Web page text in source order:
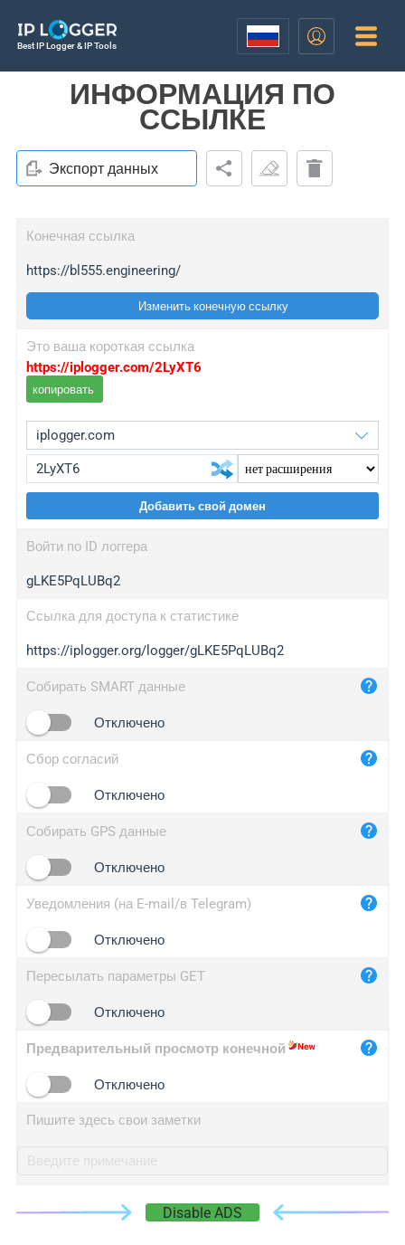
Best IP Logger & IP Tools
ИНФОРМАЦИЯ ПО
ССЫЛКЕ
Экспорт данных
Конечная ссылка
https://bl555.engineering/
Изменить конечную ссылку
Это ваша короткая ссылка
https://iplogger.com/2LyXT6
копировать
wl.gl
ed.tc
iplogger.com
maper.info
2no.co
yip.su
iplogger.info
Добавить свой домен
Войти по ID логгера
gLKE5PqLUBq2
Ссылка для доступа к статистике
https://iplogger.org/logger/gLKE5PqLUBq2
Собирать SMART данные
Отключено
Сбор согласий
Отключено
Собирать GPS данные
Отключено
Уведомления (на E-mail/в Telegram)
Отключено
Пересылать параметры GET
Отключено
Предварительный просмотр конечной
Отключено
Пишите здесь свои заметки
Disable ADS